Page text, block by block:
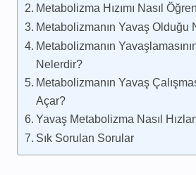
Metabolizma Hızımı Nasıl
Metabolizmanın Yavaş Olduğu
Metabolizmanın
Nelerdir?
Metabolizmanın Yavaş
Açar?
Yavaş Metabolizma Nasıl
Sık Sorulan Sorular